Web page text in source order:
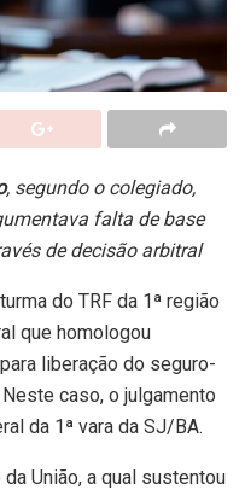
, segundo o colegiado,
falta de base
de decisão arbitral
do TRF da 1ª região
que homologou
liberação do seguro-
caso, o julgamento
da 1ª vara da SJ/BA.
União, a qual sustentou